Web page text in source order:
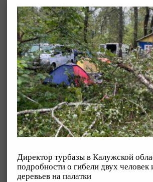
Директор турбазы в Калужской
подробности о гибели двух человек
деревьев на палатки